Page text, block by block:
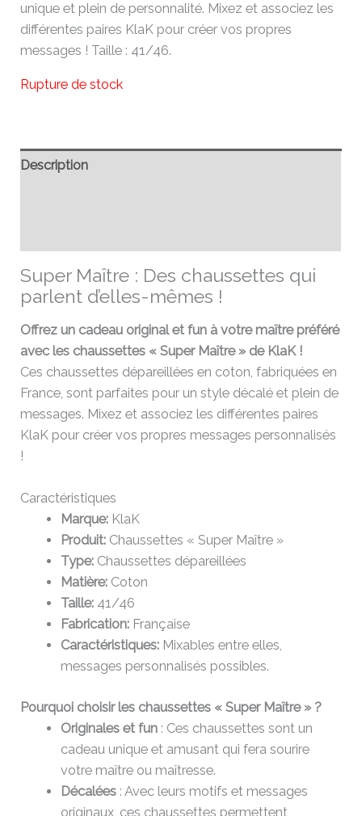
unique et plein de personnalité. Mixez et associez les
différentes paires KlaK pour créer vos propres
messages ! Taille : 41/46.
Rupture de stock
Description
Super Maître : Des chaussettes qui
parlent d’elles-mêmes !
Offrez un cadeau original et fun à votre maître préféré
avec les chaussettes « Super Maître » de KlaK !
Ces chaussettes dépareillées en coton, fabriquées en
France, sont parfaites pour un style décalé et plein de
messages. Mixez et associez les différentes paires
KlaK pour créer vos propres messages personnalisés
!
Caractéristiques
Marque:KlaK
Produit:Chaussettes « Super Maître »
Type:Chaussettes dépareillées
Matière:Coton
Taille:41/46
Fabrication:Française
Caractéristiques:Mixables entre elles,
messages personnalisés possibles.
Pourquoi choisir les chaussettes « Super Maître » ?
Originales et fun: Ces chaussettes sont un
cadeau unique et amusant qui fera sourire
votre maître ou maîtresse.
Décalées: Avec leurs motifs et messages
originaux, ces chaussettes permettent